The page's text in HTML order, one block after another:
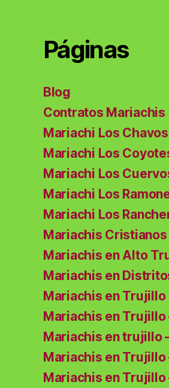
Páginas
Blog
Contratos
Mariachi Los
Mariachi Los
Mariachi Los
Mariachi Los
Mariachi Los
Mariachis
Mariachis en Alto
Mariachis en
Mariachis en Trujillo
Mariachis en Trujillo
Mariachis en trujillo
Mariachis en Trujillo
Mariachis en Trujillo